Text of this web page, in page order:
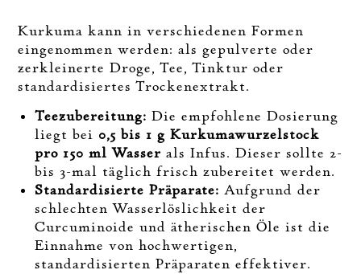
Kurkuma kann in verschiedenen Formen
eingenommen werden: als gepulverte oder
zerkleinerte Droge, Tee, Tinktur oder
standardisiertes Trockenextrakt.
Teezubereitung: Die empfohlene Dosierung
liegt bei 0,5 bis 1 g Kurkumawurzelstock
pro 150 ml Wasser als Infus. Dieser sollte 2-
bis 3-mal täglich frisch zubereitet werden.
Standardisierte Präparate: Aufgrund der
schlechten Wasserlöslichkeit der
Curcuminoide und ätherischen Öle ist die
Einnahme von hochwertigen,
standardisierten Präparaten effektiver.